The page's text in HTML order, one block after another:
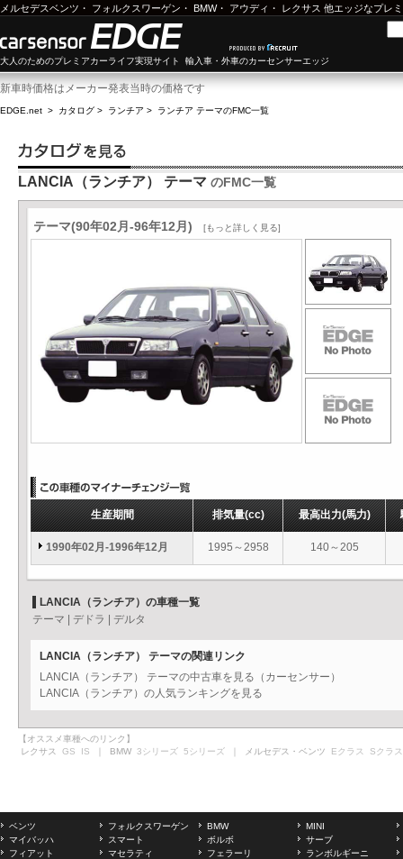
メルセデスベンツ ・ フォルクスワーゲン ・ BMW・ アウディ ・ レクサス 他エッジなプレ
大人のためのプレミアカーライフ実現サイト 輸入車・外車のカーセンサーエッジ
新車時価格はメーカー発表当時の価格です
EDGE.net > カタログ > ランチア > ランチア テーマのFMC一覧
LANCIA（ランチア） テーマ のFMC一覧
テーマ(90年02月-96年12月) [もっと詳しく見る]
生産期間 排気量(cc) 最高出力(馬力)
1990年02月-1996年12月 1995～2958 140～205
LANCIA（ランチア）の車種一覧
テーマ
デドラ デルタ
LANCIA（ランチア） テーマの関連リンク
LANCIA（ランチア） テーマの中古車を見る（カーセンサー）
LANCIA（ランチア）の人気ランキングを見る
【オススメ車種へのリンク】
レクサス GS IS ｜ BMW 3シリーズ 5シリーズ ｜ メルセデス・ベンツ Eクラス Sクラス
ベンツ フォルクスワーゲン BMW
MINI
マイバッハ
スマート ボルボ
サーブ
フィアット
マセラティ フェラーリ ランボルギーニ